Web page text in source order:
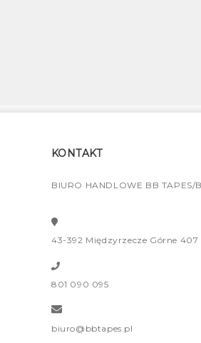
KONTAKT
BIURO HANDLOWE BB TAPES/
43-392 Międzyrzecze Górne 407
801 090 095
biuro@bbtapes.pl